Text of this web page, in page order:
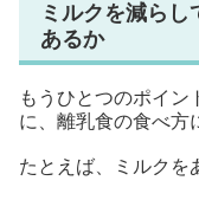
ミルクを減ら
あるか
もうひとつのポイン
に、離乳食の食べ方
たとえば、ミルクを